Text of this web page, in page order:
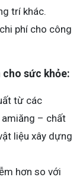
trí khác.
phí cho công
sức khỏe:
từ các
amiăng – chất
liệu xây dựng
hơn so với